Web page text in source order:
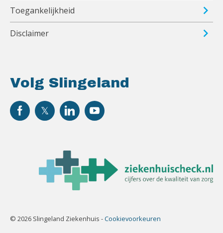
Volg Slingeland
Toegankelijkheid
Disclaimer
© 2026 Slingeland Ziekenhuis -Cookievoorkeuren